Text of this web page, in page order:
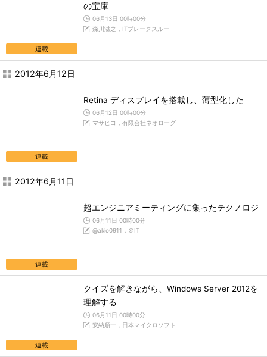
連載
の宝庫
06月13日 00時00分
森川滋之，ITブレークスルー
2012年6月12日
連載
Retina ディスプレイを搭載し、薄型化した
06月12日 00時00分
マサヒコ，有限会社ネオローグ
2012年6月11日
連載
超エンジニアミーティングに集ったテクノロジ
06月11日 00時00分
@akio0911，＠IT
連載
クイズを解きながら、Windows Server 2012を
理解する
06月11日 00時00分
安納順一，日本マイクロソフト